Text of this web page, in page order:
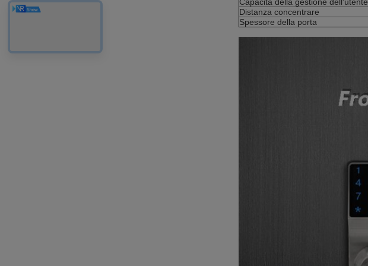
Distanza concentrare
Spessore della porta